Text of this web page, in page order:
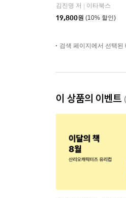
김진명 저
이타북스
19,800원 (10% 할인)
검색 페이지에서 선택
이 상품의 이벤트